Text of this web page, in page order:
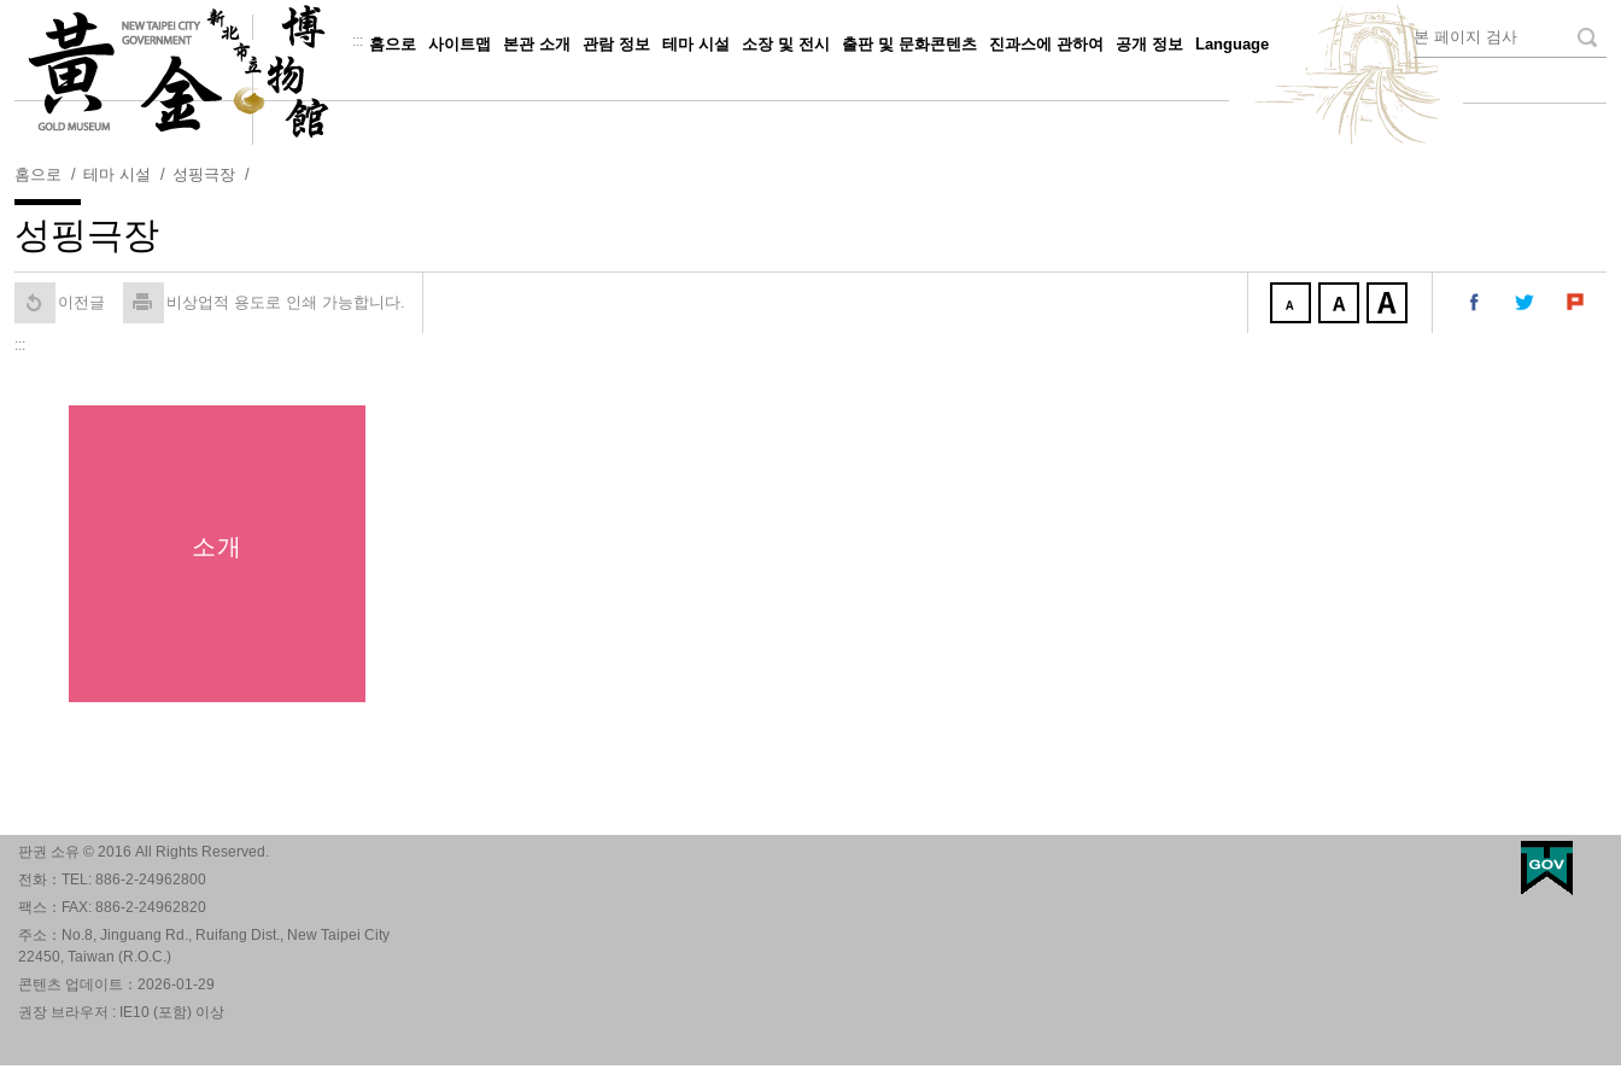
::: 홈으로 사이트맵 본관 소개 관람 정보 테마 시설 소장 및 전시 출판 및 문화콘텐츠 진과스에 관하여 공개 정보 Language
홈으로 테마 시설 성핑극장
성핑극장
이전글 비상업적 용도로 인쇄 가능합니다.
:::
소개
판권 소유 © 2016 All Rights Reserved.
전화：TEL: 886-2-24962800
팩스：FAX: 886-2-24962820
주소：No.8, Jinguang Rd., Ruifang Dist., New Taipei City
22450, Taiwan (R.O.C.)
콘텐츠 업데이트：2026-01-29
권장 브라우저 : IE10 (포함) 이상